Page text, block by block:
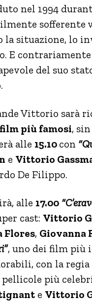
nel 1994
sofferente
la situazione, lo
E
del suo
Vittorio sarà
più famosi,
alle 15.10 con
e Vittorio
De Filippo.
alle 17.00
cast: Vittorio
Flores, Giovanna
, uno dei film più
con la regia
pellicole più
e Vittorio